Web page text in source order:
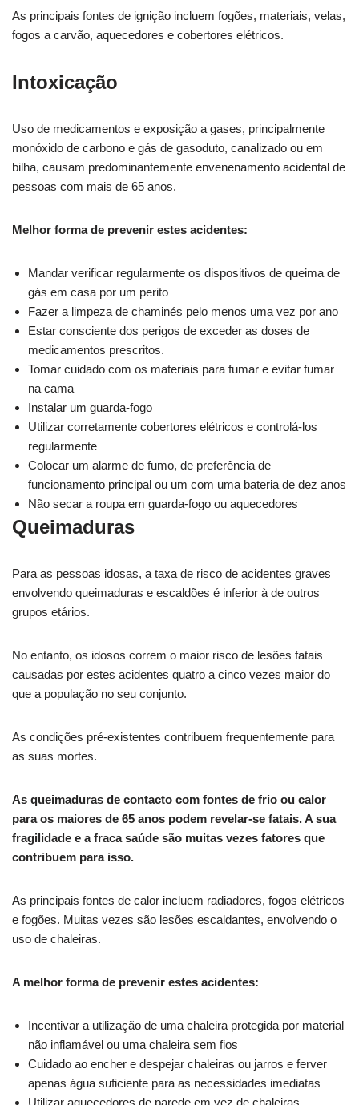
As principais fontes de ignição incluem fogões, materiais, velas,
fogos a carvão, aquecedores e cobertores elétricos.
Intoxicação
Uso de medicamentos e exposição a gases, principalmente
monóxido de carbono e gás de gasoduto, canalizado ou em
bilha, causam predominantemente envenenamento acidental de
pessoas com mais de 65 anos.
Melhor forma de prevenir estes acidentes:
Mandar verificar regularmente os dispositivos de queima de
gás em casa por um perito
Fazer a limpeza de chaminés pelo menos uma vez por ano
Estar consciente dos perigos de exceder as doses de
medicamentos prescritos.
Tomar cuidado com os materiais para fumar e evitar fumar
na cama
Instalar um guarda-fogo
Utilizar corretamente cobertores elétricos e controlá-los
regularmente
Colocar um alarme de fumo, de preferência de
funcionamento principal ou um com uma bateria de dez anos
Não secar a roupa em guarda-fogo ou aquecedores
Queimaduras
Para as pessoas idosas, a taxa de risco de acidentes graves
envolvendo queimaduras e escaldões é inferior à de outros
grupos etários.
No entanto, os idosos correm o maior risco de lesões fatais
causadas por estes acidentes quatro a cinco vezes maior do
que a população no seu conjunto.
As condições pré-existentes contribuem frequentemente para
as suas mortes.
As queimaduras de contacto com fontes de frio ou calor
para os maiores de 65 anos podem revelar-se fatais. A sua
fragilidade e a fraca saúde são muitas vezes fatores que
contribuem para isso.
As principais fontes de calor incluem radiadores, fogos elétricos
e fogões. Muitas vezes são lesões escaldantes, envolvendo o
uso de chaleiras.
A melhor forma de prevenir estes acidentes:
Incentivar a utilização de uma chaleira protegida por material
não inflamável ou uma chaleira sem fios
Cuidado ao encher e despejar chaleiras ou jarros e ferver
apenas água suficiente para as necessidades imediatas
Utilizar aquecedores de parede em vez de chaleiras